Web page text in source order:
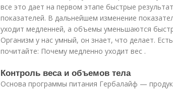
все это дает на первом этапе быстрые
показателей. В дальнейшем изменение
уходит медленней, а объемы уменьшаются
Организм у нас умный, он знает, что делает.
почитайте: Почему медленно уходит вес .
Контроль веса и объемов тела
Основа программы питания Гербалайф —